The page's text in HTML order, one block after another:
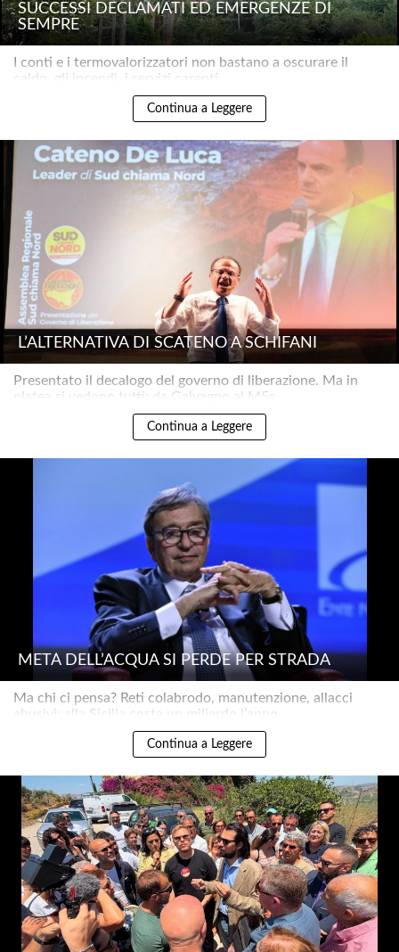
SUCCESSI DECLAMATI ED EMERGENZE DI
SEMPRE
I conti e i termovalorizzatori non bastano a oscurare il
caldo, gli incendi, i servizi carenti..
Continua a Leggere
L’ALTERNATIVA DI SCATENO A SCHIFANI
Presentato il decalogo del governo di liberazione. Ma in
platea si vedono tutti: da Galvagno al M5s..
Continua a Leggere
METÀ DELL’ACQUA SI PERDE PER STRADA
Ma chi ci pensa? Reti colabrodo, manutenzione, allacci
abusivi: alla Sicilia costa un miliardo l’anno..
Continua a Leggere